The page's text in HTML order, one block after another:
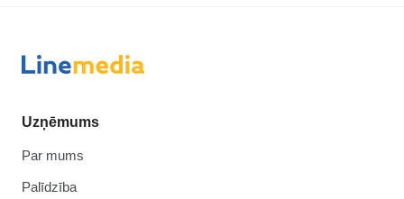
Uzņēmums
Par mums
Palīdzība